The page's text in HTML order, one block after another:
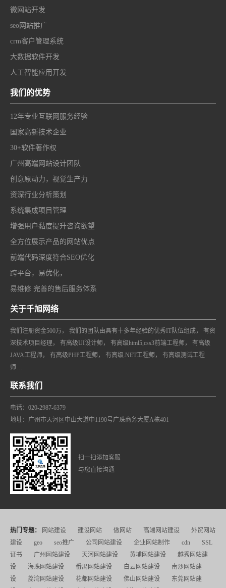
微网站开发
seo网站推广
crm客户管理系统
大数据软件开发
人工智能应用开发
我们的优势
12年专业互联网服务经验
国家高新技术企业
30+软件著作权
广州高端网站设计团队
创意原动力，视觉生产力
资深行业分析策划
系统集成项目管理
增强用户黏度提升咨询欲望
全方位展示产品的网站优点
前端代码深度符合SEO优化
跨平台，易优化，
易维修 完善的售后服务体系
关于千旭网络
我们注册资金500万， 我们的团队由具有十多年经验的优秀IT队伍组成， 有资
深技术项目经理， 有高级UI设计师， 有高级html5,css3前端工程师， 有高级
JAVA工程师， 有高级PHP工程师， 有高级.NET工程师， 有高级测试工程
师…
联系我们
电话：020-2987-6379
地址：广州市天河区中山大道中1190号广珠商务大厦A栋401
扫一扫添加客服
与您直接沟通
热门专题： 网站建设 建设网站 做网站 高端网站建设
外贸网站
建设
geo seo推广 公司网站建设 企业网站制作 cdn
SSL
证书
广州网站建设 天河网站建设 黄埔网站建设
越秀网站建
设
海珠网站建设 番禺网站建设 白云网站建设
南沙网站建
设
荔湾网站建设 花都网站建设 佛山网站建设
东莞网站建